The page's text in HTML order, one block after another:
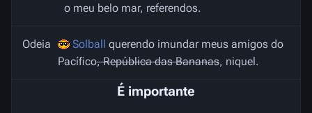
o meu belo mar, referendos.
Odeia Solball querendo imundar meus amigos do
Pacífico, República das Bananas, niquel.
É importante